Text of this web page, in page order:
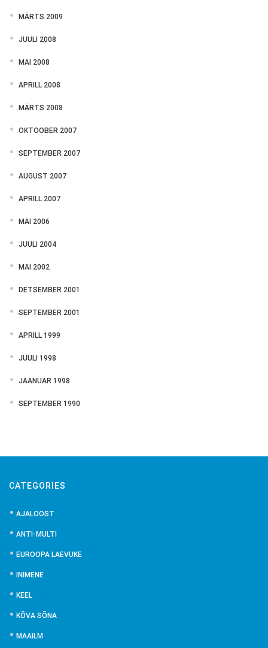
MÄRTS 2009
JUULI 2008
MAI 2008
APRILL 2008
MÄRTS 2008
OKTOOBER 2007
SEPTEMBER 2007
AUGUST 2007
APRILL 2007
MAI 2006
JUULI 2004
MAI 2002
DETSEMBER 2001
SEPTEMBER 2001
APRILL 1999
JUULI 1998
JAANUAR 1998
SEPTEMBER 1990
CATEGORIES
AJALOOST
ANTI-MULTI
EUROOPA LAEVUKE
INIMENE
KEEL
KÕVA SÕNA
MAAILM